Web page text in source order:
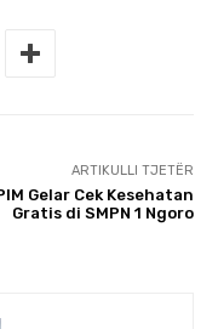
ARTIKULLI TJETËR
Gelar Cek Kesehatan
Gratis di SMPN 1 Ngoro